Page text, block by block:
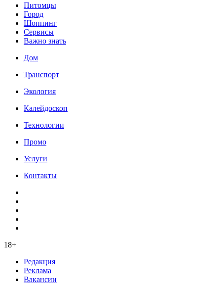
Питомцы
Город
Шоппинг
Сервисы
Важно знать
Дом
Транспорт
Экология
Калейдоскоп
Технологии
Промо
Услуги
Контакты
18+
Редакция
Реклама
Вакансии